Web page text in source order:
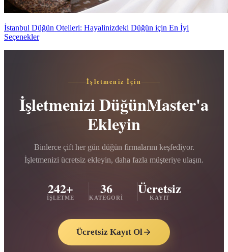
İstanbul Düğün Otelleri: Hayalinizdeki Düğün için En İyi
Seçenekler
İşletmeniz İçin
İşletmenizi DüğünMaster'a
Ekleyin
Binlerce çift her gün düğün firmalarını keşfediyor.
İşletmenizi ücretsiz ekleyin, daha fazla müşteriye ulaşın.
242+
İŞLETME
36
KATEGORI
Ücretsiz
KAYIT
Ücretsiz Kayıt Ol